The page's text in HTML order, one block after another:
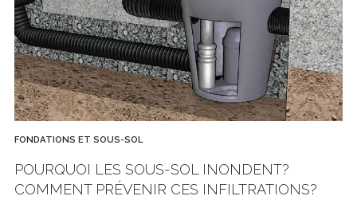
FONDATIONS ET SOUS-SOL
POURQUOI LES SOUS-SOL INONDENT?
COMMENT PRÉVENIR CES INFILTRATIONS?